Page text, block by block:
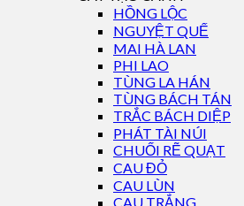
HỒNG LỘC
NGUYỆT QUẾ
MAI HÀ LAN
PHI LAO
TÙNG LA HÁN
TÙNG BÁCH TÁN
TRẮC BÁCH DIỆP
PHÁT TÀI NÚI
CHUỐI RẼ QUẠT
CAU ĐỎ
CAU LÙN
CAU TRẮNG